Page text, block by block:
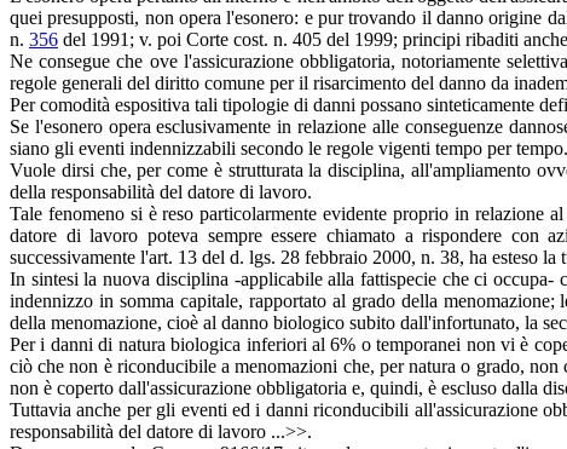
quei presupposti, non opera l'esonero: e pur trovando il danno origine
n. 356 del 1991; v. poi Corte cost. n. 405 del 1999; principi ribaditi
Ne consegue che ove l'assicurazione obbligatoria, notoriamente
regole generali del diritto comune per il risarcimento del danno da
Per comodità espositiva tali tipologie di danni possano sinteticamente
Se l'esonero opera esclusivamente in relazione alle conseguenze
siano gli eventi indennizzabili secondo le regole vigenti tempo per tempo.
Vuole dirsi che, per come è strutturata la disciplina, all'ampliamento
della responsabilità del datore di lavoro.
Tale fenomeno si è reso particolarmente evidente proprio in relazione
datore di lavoro poteva sempre essere chiamato a rispondere con
successivamente l'art. 13 del d. lgs. 28 febbraio 2000, n. 38, ha esteso
In sintesi la nuova disciplina -applicabile alla fattispecie che ci
indennizzo in somma capitale, rapportato al grado della
della menomazione, cioè al danno biologico subito dall'infortunato, la
Per i danni di natura biologica inferiori al 6% o temporanei non vi è
ciò che non è riconducibile a menomazioni che, per natura o grado,
non è coperto dall'assicurazione obbligatoria e, quindi, è escluso dalla
Tuttavia anche per gli eventi ed i danni riconducibili all'assicurazione
responsabilità del datore di lavoro ...>>.